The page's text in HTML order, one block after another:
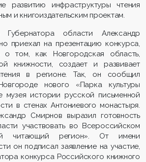
развитию инфраструктуры чтения
и книгоиздательским проектам.
Губернатора области Александр
приехал на презентацию конкурса,
о том, как Новгородская область,
книжности, создает и развивает
в регионе. Так, он сообщил
нового «Парка культуры
музея истории русской письменной
в стенах Антониевого монастыря.
Смирнов выразил готовность
участвовать во Всероссийском
читающий регион». От имени
он подписал заявление на участие,
конкурса Российского книжного